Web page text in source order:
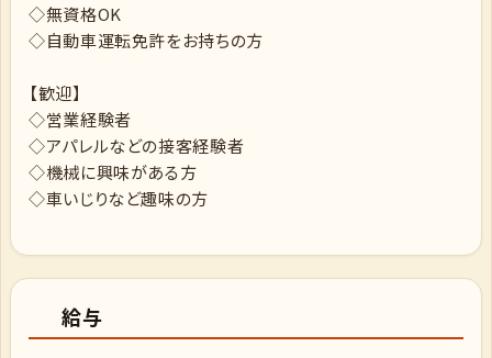
◇無資格OK
◇自動車運転免許をお持ちの方
【歓迎】
◇営業経験者
◇アパレルなどの接客経験者
◇機械に興味がある方
◇車いじりなど趣味の方
給与